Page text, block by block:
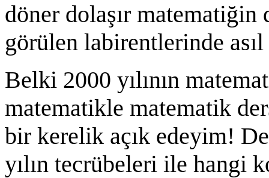
döner dolaşır matematiğin
görülen labirentlerinde
Belki 2000 yılının
matematikle matematik
bir kerelik açık edeyim!
yılın tecrübeleri ile hangi